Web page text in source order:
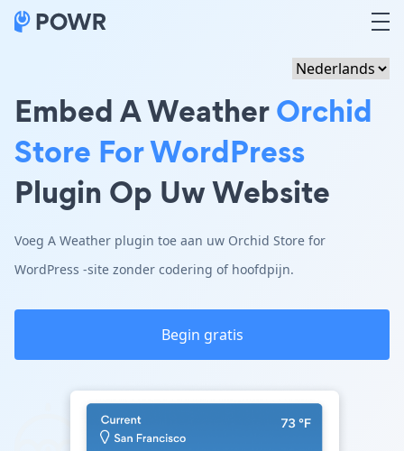
Embed A WeatherOrchid
Store For WordPress
Plugin Op Uw Website
Voeg A Weather plugin toe aan uw Orchid Store for
WordPress -site zonder codering of hoofdpijn.
Begin gratis